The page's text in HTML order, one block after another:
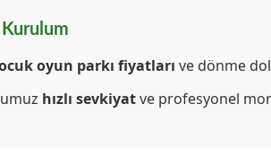
oyun parkı fiyatları ve dönme
hızlı sevkiyatve profesyonel